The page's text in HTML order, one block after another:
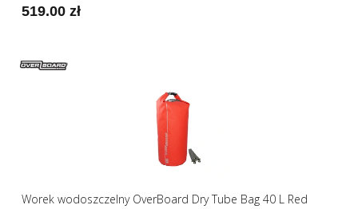
519.00 zł
Worek wodoszczelny OverBoard Dry Tube Bag 40 L Red